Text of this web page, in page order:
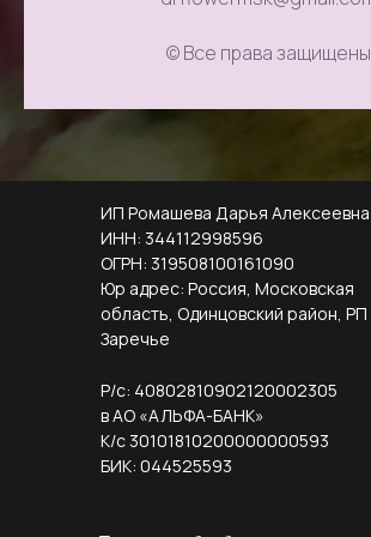
© Все права защищены
ИП Ромашева Дарья Алексеевна
ИНН: 344112998596
ОГРН: 319508100161090
Юр адрес: Россия, Московская
область, Одинцовский район, РП
Заречье
Р/с: 40802810902120002305
в АО «АЛЬФА-БАНК»
К/с 30101810200000000593
БИК: 044525593